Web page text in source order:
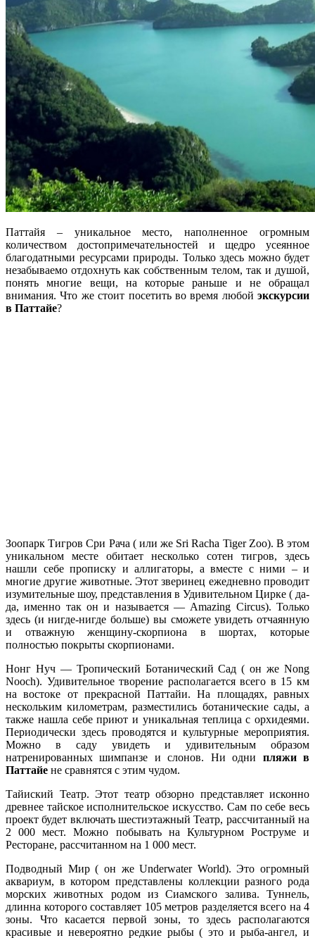
Паттайя – уникальное место, наполненное огромным
количеством достопримечательностей и щедро усеянное
благодатными ресурсами природы. Только здесь можно будет
незабываемо отдохнуть как собственным телом, так и душой,
понять многие вещи, на которые раньше и не обращал
внимания.Что же стоит посетить во время любой экскурсии
в Паттайе?
Зоопарк Тигров Сри Рача ( или же Sri Racha Tiger Zoo). В этом
уникальном месте обитает несколько сотен тигров, здесь
нашли себе прописку и аллигаторы, а вместе с ними – и
многие другие животные. Этот зверинец ежедневно проводит
изумительные шоу, представления в Удивительном Цирке ( да-
да, именно так он и называется — Amazing Circus). Только
здесь (и нигде-нигде больше) вы сможете увидеть отчаянную
и отважную женщину-скорпиона в шортах, которые
полностью покрыты скорпионами.
Нонг Нуч — Тропический Ботанический Сад ( он же Nong
Nooch). Удивительное творение располагается всего в 15 км
на востоке от прекрасной Паттайи. На площадях, равных
нескольким километрам, разместились ботанические сады, а
также нашла себе приют и уникальная теплица с орхидеями.
Периодически здесь проводятся и культурные мероприятия.
Можно в саду увидеть и удивительным образом
натренированных шимпанзе и слонов. Ни одни пляжи в
Паттайе не сравнятся с этим чудом.
Тайиский Театр. Этот театр обзорно представляет исконно
древнее тайское исполнительское искусство. Сам по себе весь
проект будет включать шестиэтажный Театр, рассчитанный на
2 000 мест. Можно побывать на Культурном Роструме и
Ресторане, рассчитанном на 1 000 мест.
Подводный Мир ( он же Underwater World). Это огромный
аквариум, в котором представлены коллекции разного рода
морских животных родом из Сиамского залива. Туннель,
длинна которого составляет 105 метров разделяется всего на 4
зоны. Что касается первой зоны, то здесь располагаются
красивые и невероятно редкие рыбы ( это и рыба-ангел, и